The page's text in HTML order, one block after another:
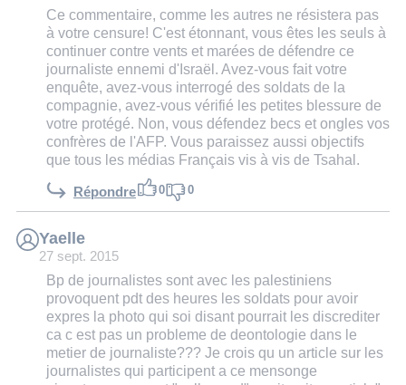
Ce commentaire, comme les autres ne résistera pas
à votre censure! C'est étonnant, vous êtes les seuls à
continuer contre vents et marées de défendre ce
journaliste ennemi d'Israël. Avez-vous fait votre
enquête, avez-vous interrogé des soldats de la
compagnie, avez-vous vérifié les petites blessure de
votre protégé. Non, vous défendez becs et ongles vos
confrères de l'AFP. Vous paraissez aussi objectifs
que tous les médias Français vis à vis de Tsahal.
Répondre 0 0
Yaelle
27 sept. 2015
Bp de journalistes sont avec les palestiniens
provoquent pdt des heures les soldats pour avoir
expres la photo qui soi disant pourrait les discrediter
ca c est pas un probleme de deontologie dans le
metier de journaliste??? Je crois qu un article sur les
journalistes qui participent a ce mensonge